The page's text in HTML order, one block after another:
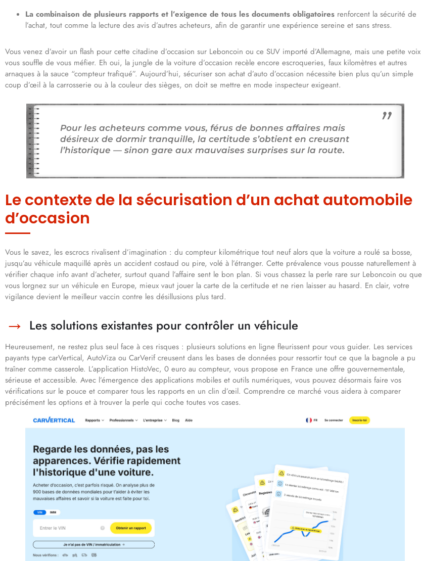
La combinaison de plusieurs rapports et l’exigence de tous les documents obligatoires renforcent la sécurité de
l’achat, tout comme la lecture des avis d’autres acheteurs, afin de garantir une expérience sereine et sans stress.
Vous venez d’avoir un flash pour cette citadine d’occasion sur Leboncoin ou ce SUV importé d’Allemagne, mais une petite voix
vous souffle de vous méfier. Eh oui, la jungle de la voiture d’occasion recèle encore escroqueries, faux kilomètres et autres
arnaques à la sauce “compteur trafiqué”. Aujourd’hui, sécuriser son achat d’auto d’occasion nécessite bien plus qu’un simple
coup d’œil à la carrosserie ou à la couleur des sièges, on doit se mettre en mode inspecteur exigeant.
Pour les acheteurs comme vous, férus de bonnes affaires mais
désireux de dormir tranquille, la certitude s’obtient en creusant
l’historique — sinon gare aux mauvaises surprises sur la route.
Le contexte de la sécurisation d’un achat automobile
d’occasion
Vous le savez, les escrocs rivalisent d’imagination : du compteur kilométrique tout neuf alors que la voiture a roulé sa bosse,
jusqu’au véhicule maquillé après un accident costaud ou pire, volé à l’étranger. Cette prévalence vous pousse naturellement à
vérifier chaque info avant d’acheter, surtout quand l’affaire sent le bon plan. Si vous chassez la perle rare sur Leboncoin ou que
vous lorgnez sur un véhicule en Europe, mieux vaut jouer la carte de la certitude et ne rien laisser au hasard. En clair, votre
vigilance devient le meilleur vaccin contre les désillusions plus tard.
Les solutions existantes pour contrôler un véhicule
Heureusement, ne restez plus seul face à ces risques : plusieurs solutions en ligne fleurissent pour vous guider. Les services
payants type carVertical, AutoViza ou CarVerif creusent dans les bases de données pour ressortir tout ce que la bagnole a pu
traîner comme casserole. L’application HistoVec, 0 euro au compteur, vous propose en France une offre gouvernementale,
sérieuse et accessible. Avec l’émergence des applications mobiles et outils numériques, vous pouvez désormais faire vos
vérifications sur le pouce et comparer tous les rapports en un clin d’œil. Comprendre ce marché vous aidera à comparer
précisément les options et à trouver la perle qui coche toutes vos cases.